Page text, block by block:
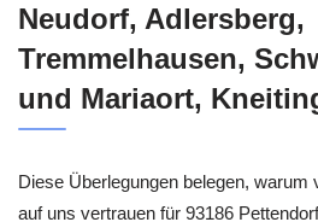
Neudorf, Adlersberg,
Tremmelhausen,
und Mariaort,
Diese Überlegungen belegen, warum
auf uns vertrauen für 93186